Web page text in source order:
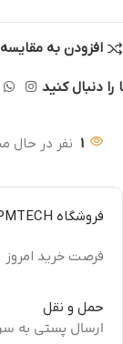
افزودن به مقایسه
را دنبال کنید
1 نفر در حال
فروشگاه PMTECH
فرصت خرید امروز
حمل و نقل
ارسال پستی به